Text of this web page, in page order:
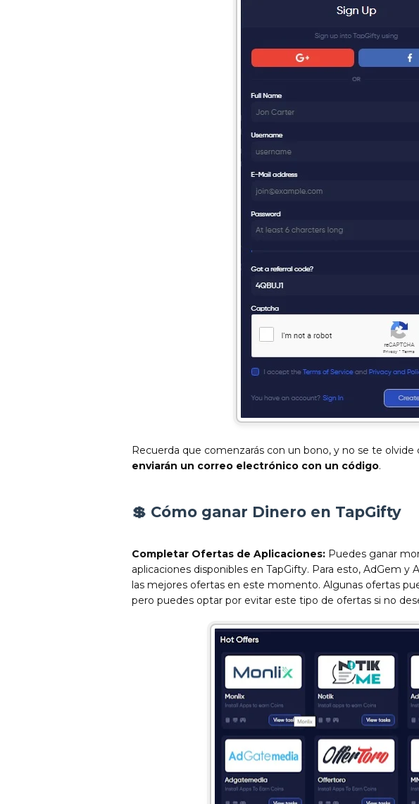
Recuerda que comenzarás con un bono, y no se te
enviarán un correo electrónico con un código.
💲 Cómo ganar Dinero en TapGifty
Completar Ofertas de Aplicaciones: Puedes ganar
aplicaciones disponibles en TapGifty. Para esto, AdGem y
las mejores ofertas en este momento. Algunas ofertas
pero puedes optar por evitar este tipo de ofertas si no